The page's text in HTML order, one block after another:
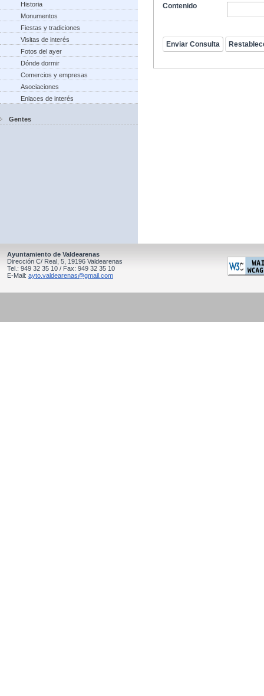
Historia
Monumentos
Fiestas y tradiciones
Visitas de interés
Fotos del ayer
Dónde dormir
Comercios y empresas
Asociaciones
Enlaces de interés
Gentes
Contenido
Ayuntamiento de Valdearenas
Dirección C/ Real, 5, 19196 Valdearenas
Tel.: 949 32 35 10 / Fax: 949 32 35 10
E-Mail: ayto.valdearenas@gmail.com